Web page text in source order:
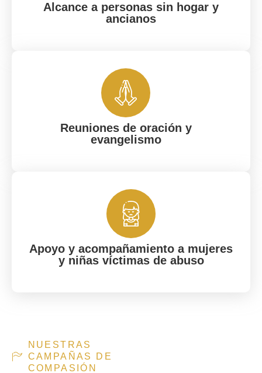
Alcance a personas sin hogar y
ancianos
Reuniones de oración y
evangelismo
Apoyo y acompañamiento a mujeres
y niñas víctimas de abuso
NUESTRAS
CAMPAÑAS DE
COMPASIÓN